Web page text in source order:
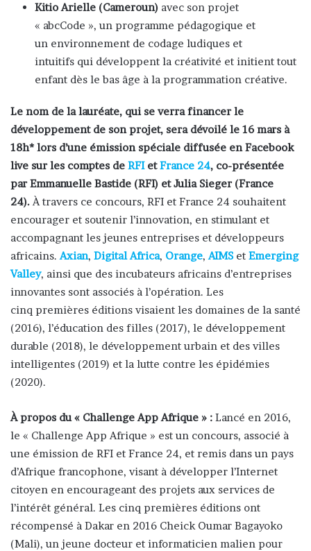
Kitio Arielle (Cameroun) avec son projet
« abcCode », un programme pédagogique et
un environnement de codage ludiques et
intuitifs qui développent la créativité et initient tout
enfant dès le bas âge à la programmation créative.
Le nom de la lauréate, qui se verra financer le
développement de son projet, sera dévoilé le 16 mars à
18h* lors d’une émission spéciale diffusée en Facebook
live sur les comptes de RFIetFrance 24, co-présentée
par Emmanuelle Bastide (RFI) et Julia Sieger (France
24). À travers ce concours, RFI et France 24 souhaitent
encourager et soutenir l’innovation, en stimulant et
accompagnant les jeunes entreprises et développeurs
africains.Axian, Digital Africa, Orange,AIMS et Emerging
Valley, ainsi que des incubateurs africains d’entreprises
innovantes sont associés à l’opération. Les
cinq premières éditions visaient les domaines de la santé
(2016), l’éducation des filles (2017), le développement
durable (2018), le développement urbain et des villes
intelligentes (2019) et la lutte contre les épidémies
(2020).
À propos du « Challenge App Afrique » : Lancé en 2016,
le « Challenge App Afrique » est un concours, associé à
une émission de RFI et France 24, et remis dans un pays
d’Afrique francophone, visant à développer l’Internet
citoyen en encourageant des projets aux services de
l’intérêt général. Les cinq premières éditions ont
récompensé à Dakar en 2016 Cheick Oumar Bagayoko
(Mali), un jeune docteur et informaticien malien pour